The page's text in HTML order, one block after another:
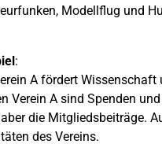
Modellflug und
:
A fördert
Verein A sind Spenden
die Mitgliedsbeiträge.
des Vereins.